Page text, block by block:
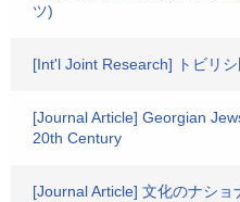
ツ)
[Int'l Joint Research] トビリ
[Journal Article] Georgian
20th Century
[Journal Article] 文化のナシ